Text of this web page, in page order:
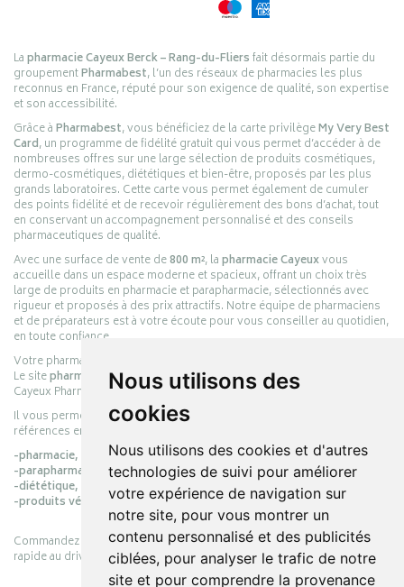
Nous utilisons des
cookies
Nous utilisons des cookies et d'autres
technologies de suivi pour améliorer
votre expérience de navigation sur
notre site, pour vous montrer un
contenu personnalisé et des publicités
ciblées, pour analyser le trafic de notre
site et pour comprendre la provenance
Lapharmacie Cayeux Berck – Rang-du-Fliersfait désormais partie du
groupementPharmabest, l’un des réseaux de pharmacies les plus
reconnus en France, réputé pour son exigence de qualité, son expertise
et son accessibilité.
Grâce àPharmabest, vous bénéficiez de la carte privilègeMy Very Best
Card, un programme de fidélité gratuit qui vous permet d’accéder à de
nombreuses offres sur une large sélection de produits cosmétiques,
dermo-cosmétiques, diététiques et bien-être, proposés par les plus
grands laboratoires. Cette carte vous permet également de cumuler
des points fidélité et de recevoir régulièrement des bons d’achat, tout
en conservant un accompagnement personnalisé et des conseils
pharmaceutiques de qualité.
Avec une surface de vente de800 m², lapharmacie Cayeuxvous
accueille dans un espace moderne et spacieux, offrant un choix très
large de produits en pharmacie et parapharmacie, sélectionnés avec
rigueur et proposés à des prix attractifs. Notre équipe de pharmaciens
et de préparateurs est à votre écoute pour vous conseiller au quotidien,
en toute confiance.
Votre pharmacie en ligne :
Le sitepharmacie-cayeux.frest le prolongement digital de la pharmacie
Cayeux Pharmabest Berck-sur-Mer – Rang-du-Fliers.
Il vous permet de réaliser vos achats en ligne parmi des milliers de
références en :
-pharmacie,
-parapharmacie,
-diététique,
-produits vétérinaires.
Commandez simplement vos produits en ligne et choisissez le retrait
rapide au drive ou la livraison à domicile, en toute simplicité.